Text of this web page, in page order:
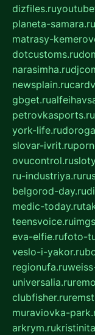
dizfiles.ru
planeta-samara.ru
matrasy-
dotcustoms.ru
narasimha.ru
newsplain.ru
gbget.ru
petrovkasports.ru
york-life.ru
slovar-ivrit.ru
ovucontrol.ru
ru-industriya.ru
belgorod-day.ru
medic-today.ru
teensvoice.ru
eva-elfie.rufoto-
veslo-i-yakor.ru
regionufa.ru
universalia.ru
clubfisher.ru
muraviovka-
arkrym.ru